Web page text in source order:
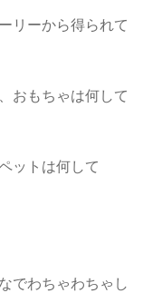
リーから得られて
おもちゃは何して
ットは何して
でわちゃわちゃし